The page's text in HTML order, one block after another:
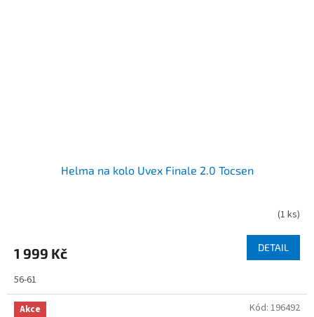
Helma na kolo Uvex Finale 2.0 Tocsen
(1 ks)
1 999 Kč DETAIL
56-61
Akce Kód: 196492